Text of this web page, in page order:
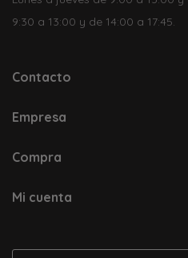
9:30 a 13:00 y de 14:00 a 17:45.
Contacto
Empresa
Compra
Mi cuenta